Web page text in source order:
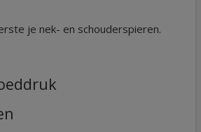
je nek- en schouderspieren.